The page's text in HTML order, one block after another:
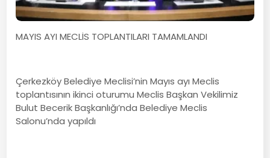
MAYIS AYI MECLİS TOPLANTILARI TAMAMLANDI
Çerkezköy Belediye Meclisi’nin Mayıs ayı Meclis
toplantısının ikinci oturumu Meclis Başkan Vekilimiz
Bulut Becerik Başkanlığı’nda Belediye Meclis
Salonu’nda yapıldı